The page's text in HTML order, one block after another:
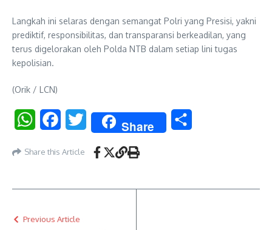
Langkah ini selaras dengan semangat Polri yang Presisi, yakni
prediktif, responsibilitas, dan transparansi berkeadilan, yang
terus digelorakan oleh Polda NTB dalam setiap lini tugas
kepolisian.
(Orik / LCN)
WhatsAppFacebookTwitter Share
Share this Article
Previous Article